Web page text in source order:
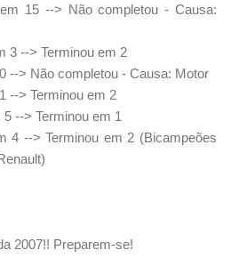
15 --> Não completou - Causa:
3 --> Terminou em 2
--> Não completou - Causa: Motor
1 --> Terminou em 2
5 --> Terminou em 1
4 --> Terminou em 2 (Bicampeões
2007!! Preparem-se!